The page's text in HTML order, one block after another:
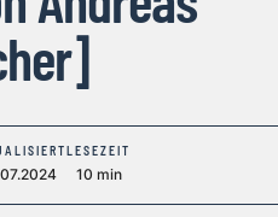
LESEZEIT
10 min